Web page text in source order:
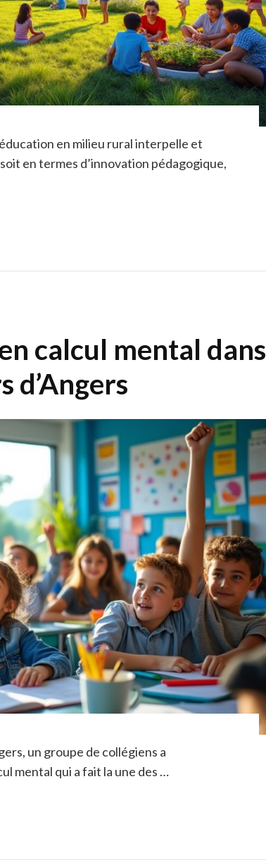
en milieu rural interpelle et
en termes d’innovation pédagogique,
calcul mental dans
d’Angers
un groupe de collégiens a
mental qui a fait la une des …